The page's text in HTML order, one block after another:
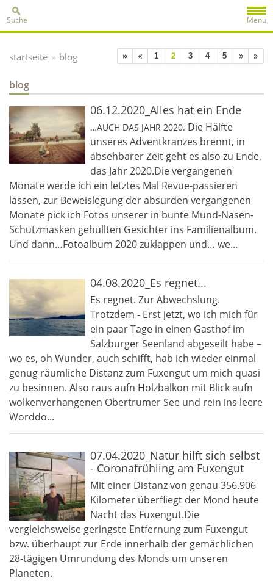
Menü
Suche
startseite » blog 1 2 3 4 5
blog
06.12.2020_Alles hat ein Ende
…AUCH DAS JAHR 2020. Die Hälfte
unseres Adventkranzes brennt, in
absehbarer Zeit geht es also zu Ende,
das Jahr 2020.Die vergangenen
Monate werde ich ein letztes Mal Revue-passieren
lassen, zur Beweislegung der absurden vergangenen
Monate pick ich Fotos unserer in bunte Mund-Nasen-
Schutzmasken gehüllten Gesichter ins Familienalbum.
Und dann…Fotoalbum 2020 zuklappen und… we...
04.08.2020_Es regnet...
Es regnet. Zur Abwechslung.
Trotzdem - Erst jetzt, wo ich mich für
ein paar Tage in einen Gasthof im
Salzburger Seenland abgeseilt habe –
wo es, oh Wunder, auch schifft, hab ich wieder einmal
genug räumliche Distanz zum Fuxengut um mich quasi
zu besinnen. Also raus aufn Holzbalkon mit Blick aufn
wolkenverhangenen Obertrumer See und rein ins leere
Worddo...
07.04.2020_Natur hilft sich selbst
- Coronafrühling am Fuxengut
Mit einer Distanz von genau 356.906
Kilometer überfliegt der Mond heute
Nacht das Fuxengut.Die
vergleichsweise geringste Entfernung zum Fuxengut
bzw. überhaupt zur Erde innerhalb der gemächlichen
28-tägigen Umrundung des Monds um unseren
Planeten.